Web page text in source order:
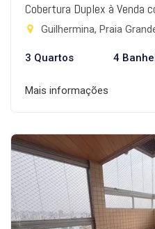
Cobertura Duplex à Venda
Guilhermina, Praia
3 Quartos 4
Mais informações